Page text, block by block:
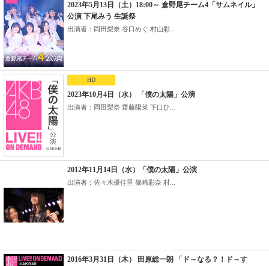
2023年5月13日（土）18:00～ 倉野尾チーム4「サムネイル」
公演 下尾みう 生誕祭
出演者：岡田梨奈 谷口めぐ 村山彩...
HD
2023年10月4日（水） 「僕の太陽」公演
出演者：岡田梨奈 齋藤陽菜 下口ひ...
2012年11月14日（水）「僕の太陽」公演
出演者：佐々木優佳里 篠崎彩奈 村...
2016年3月31日（木） 田原総一朗 「ド～なる？！ド～す